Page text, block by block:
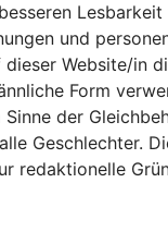
und
Website/in
Form
der
Geschlechter.
redaktionelle